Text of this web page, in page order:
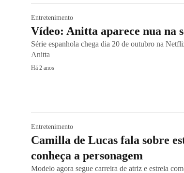
Entretenimento
Vídeo: Anitta aparece nua na
Série espanhola chega dia 20 de outubro na
Anitta
Há 2 anos
Entretenimento
Camilla de Lucas fala sobre
conheça a personagem
Modelo agora segue carreira de atriz e estrela